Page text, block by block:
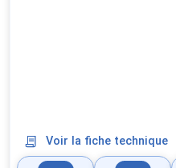
Voir la fiche technique